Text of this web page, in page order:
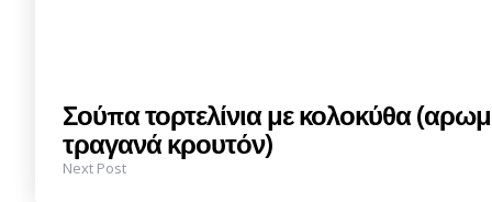
Σούπα τορτελίνια με κολοκύθα
τραγανά κρουτόν)
Next Post